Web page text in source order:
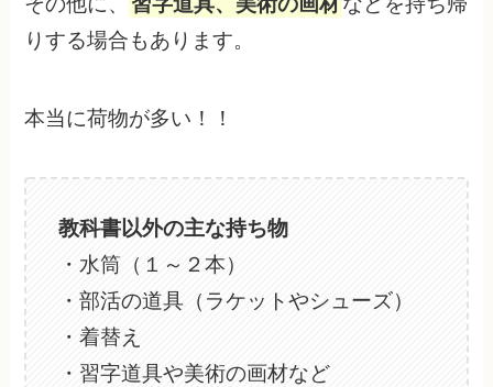
りする場合もあります。
本当に荷物が多い！！
教科書以外の主な持ち物
・水筒（１～２本）
・部活の道具（ラケットやシューズ）
・着替え
・習字道具や美術の画材など